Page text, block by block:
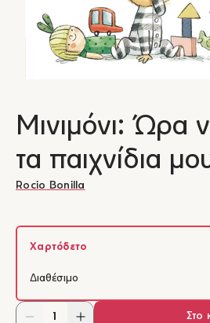
Μινιμόνι: Ώρα
τα παιχνίδια
Rocio Bonilla
Χαρτόδετο
Διαθέσιμο
Στο